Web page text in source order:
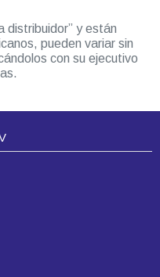
distribuidor” y están
pueden variar sin
con su ejecutivo